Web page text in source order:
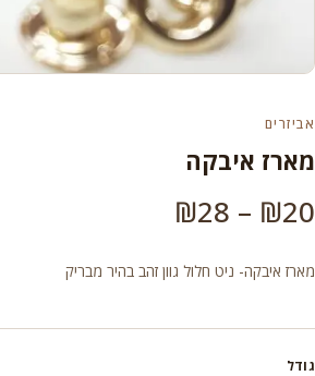
אביזרים
מארז איבקה
₪20
–
₪28
מחירים:
מארז איבקה- ניט חלול גוון זהב בהיר מבריק
גודל